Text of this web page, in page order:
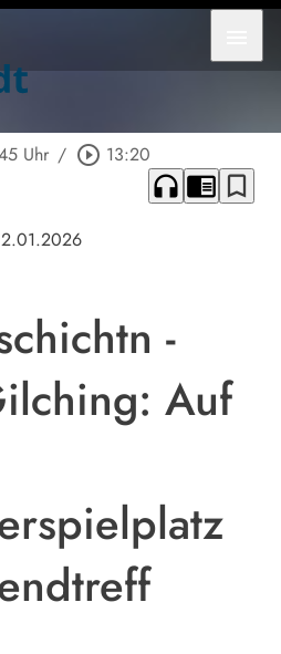
Uhr / play_circle_outline 13:20
headphones chrome_reader_mode bookmark_border
-
Auf